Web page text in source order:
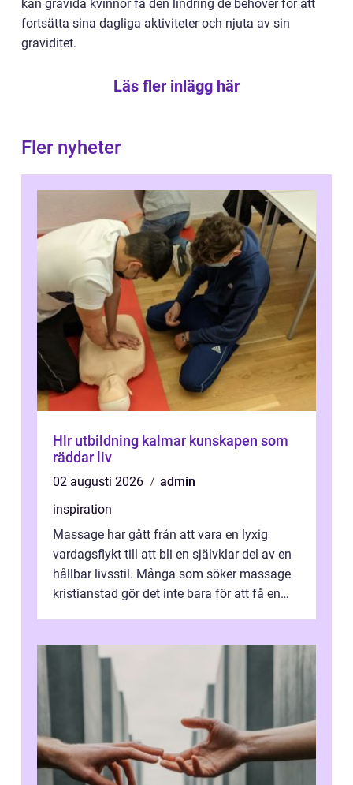
kan gravida kvinnor få den lindring de behöver för att
fortsätta sina dagliga aktiviteter och njuta av sin
graviditet.
Läs fler inlägg här
Fler nyheter
Hlr utbildning kalmar kunskapen som
räddar liv
02 augusti 2026
admin
inspiration
Massage har gått från att vara en lyxig
vardagsflykt till att bli en självklar del av en
hållbar livsstil. Många som söker massage
kristianstad gör det inte bara för att få en